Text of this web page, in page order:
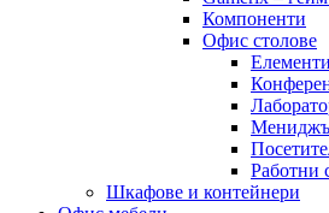
Компоненти
Офис столове
Работни
Шкафове и контейнери